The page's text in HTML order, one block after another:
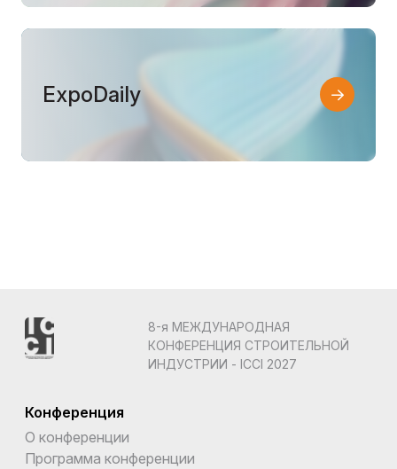
ExpoDaily
8-я МЕЖДУНАРОДНАЯ
КОНФЕРЕНЦИЯ СТРОИТЕЛЬНОЙ
ИНДУСТРИИ - ICCI 2027
Конференция
О конференции
Программа конференции